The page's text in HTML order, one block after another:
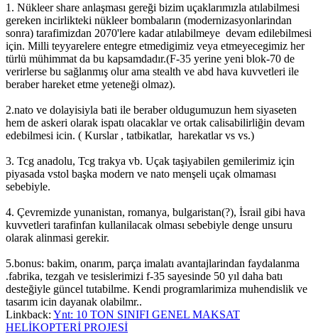
1. Nükleer share anlaşması gereği bizim uçaklarımızla atılabilmesi
gereken incirlikteki nükleer bombaların (modernizasyonlarindan
sonra) tarafimizdan 2070'lere kadar atılabilmeye devam edilebilmesi
için. Milli teyyarelere entegre etmedigimiz veya etmeyecegimiz her
türlü mühimmat da bu kapsamdadır.(F-35 yerine yeni blok-70 de
verirlerse bu sağlanmış olur ama stealth ve abd hava kuvvetleri ile
beraber hareket etme yeteneği olmaz).
2.nato ve dolayisiyla bati ile beraber oldugumuzun hem siyaseten
hem de askeri olarak ispatı olacaklar ve ortak calisabilirliğin devam
edebilmesi icin. ( Kurslar , tatbikatlar, harekatlar vs vs.)
3. Tcg anadolu, Tcg trakya vb. Uçak taşiyabilen gemilerimiz için
piyasada vstol başka modern ve nato menşeli uçak olmaması
sebebiyle.
4. Çevremizde yunanistan, romanya, bulgaristan(?), İsrail gibi hava
kuvvetleri tarafinfan kullanilacak olması sebebiyle denge unsuru
olarak alinmasi gerekir.
5.bonus: bakim, onarım, parça imalatı avantajlarindan faydalanma
.fabrika, tezgah ve tesislerimizi f-35 sayesinde 50 yıl daha batı
desteğiyle güncel tutabilme. Kendi programlarimiza muhendislik ve
tasarım icin dayanak olabilmr..
Linkback: Ynt: 10 TON SINIFI GENEL MAKSAT
HELİKOPTERİ PROJESİ